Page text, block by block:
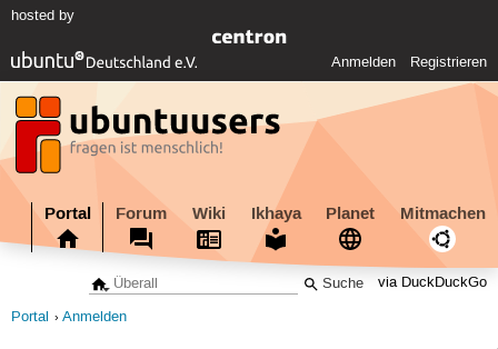
hosted by
Anmelden Registrieren
Portal Forum Wiki Ikhaya Planet Mitmachen
via DuckDuckGo
Portal Anmelden